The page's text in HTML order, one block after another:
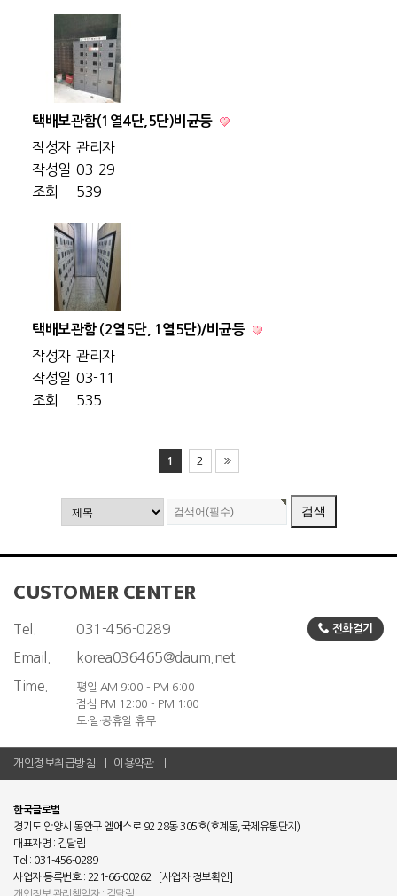
택배보관함(1열4단,5단)비균등
작성자 관리자
작성일 03-29
조회
539
택배보관함 (2열5단, 1열5단)/비균등
작성자 관리자
작성일 03-11
조회
535
1 2
CUSTOMER CENTER
Tel. 031-456-0289 전화걸기
Email.
korea036465@daum.net
Time.
평일 AM 9:00 - PM 6:00
점심 PM 12:00 - PM 1:00
토·일·공휴일 휴무
개인정보취급방침 이용약관
한국글로벌
경기도 안양시 동안구 엘에스로 92 28동 305호(호계동,국제유통단지)
대표자명 : 김달림
Tel : 031-456-0289
사업자 등록번호 : 221-66-00262
[사업자 정보확인]